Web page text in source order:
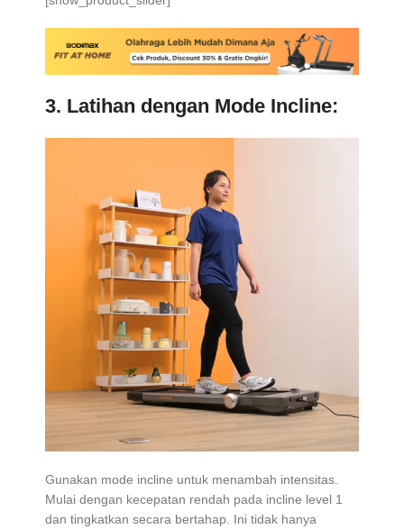
3. Latihan dengan Mode Incline:
Gunakan mode incline untuk menambah intensitas.
Mulai dengan kecepatan rendah pada incline level 1
dan tingkatkan secara bertahap. Ini tidak hanya